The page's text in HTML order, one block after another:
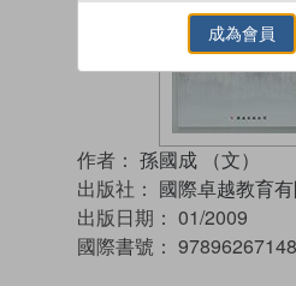
作者： 孫國成 （文）
出版社： 國際卓越教育
出版日期： 01/2009
國際書號：
成為會員